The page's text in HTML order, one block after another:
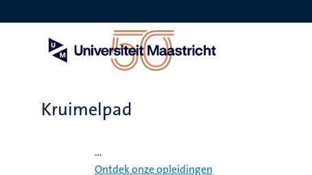
en
Kruimelpad
...
Ontdek onze opleidingen